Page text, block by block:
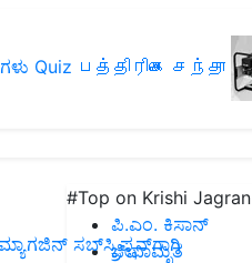
Quiz பத்திரிகை சந்தா
ಸಬ್‌ಸ್ಕ್ರಿಪ್ಷನ್‌ಗಾಗಿ
#Top on Krishi Jagran
ಪಿ.ಎಂ. ಕಿಸಾನ್
ಜೀವಾಮೃತ